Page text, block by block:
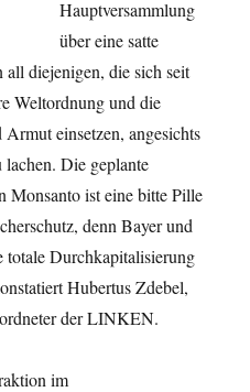
Hauptversammlung
über eine satte
all diejenigen, die sich seit
Weltordnung und die
einsetzen, angesichts
Die geplante
Monsanto ist eine bitte Pille
denn Bayer und
totale Durchkapitalisierung
Hubertus Zdebel,
der LINKEN.
im